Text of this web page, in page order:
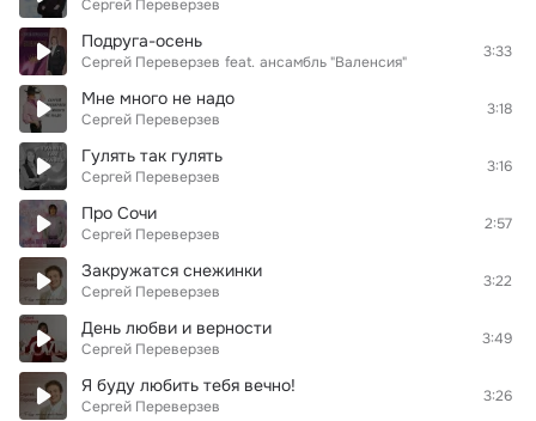
Сергей Переверзев
Подруга-осень
Сергей Переверзев feat. ансамбль "Валенсия"
3:33
Мне много не надо
Сергей Переверзев
3:18
Гулять так гулять
Сергей Переверзев
3:16
Про Сочи
Сергей Переверзев
2:57
Закружатся снежинки
Сергей Переверзев
3:22
День любви и верности
Сергей Переверзев
3:49
Я буду любить тебя вечно!
Сергей Переверзев
3:26